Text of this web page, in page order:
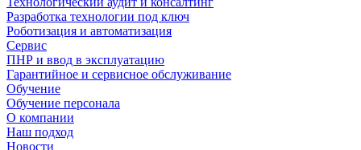
Разработка технологии под ключ
Роботизация и автоматизация
Сервис
ПНР и ввод в эксплуатацию
Гарантийное и сервисное обслуживание
Обучение
Обучение персонала
О компании
Наш подход
Новости